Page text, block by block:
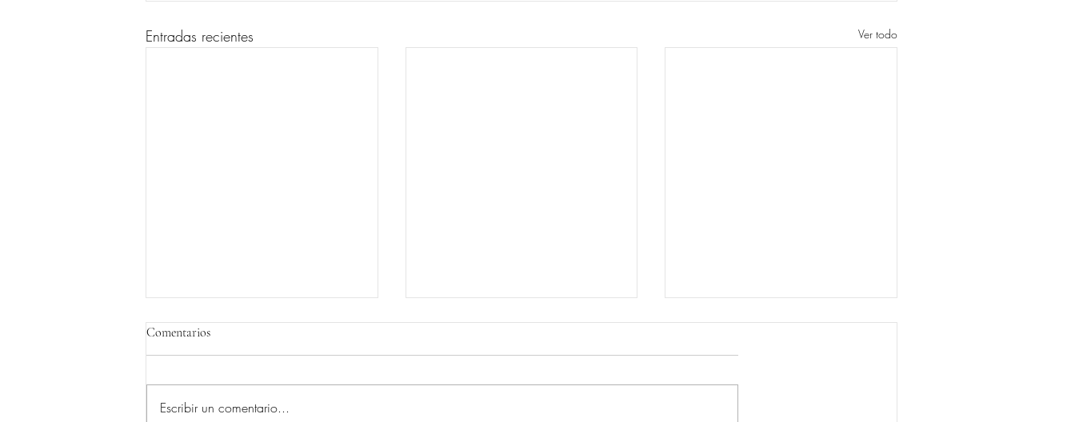
Entradas recientes Ver todo
Comentarios
Escribir un comentario...